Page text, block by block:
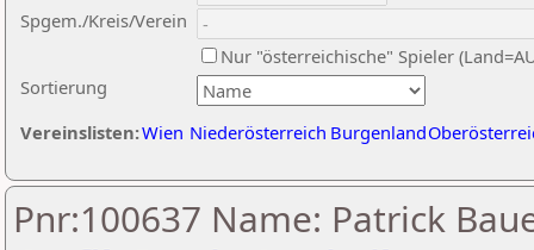
Sortierung
Spgem./Kreis/Verein
Nur "österreichische" Spieler
Vereinslisten:Wien Niederösterreich Burgenland
Pnr:100637 Name: Patrick